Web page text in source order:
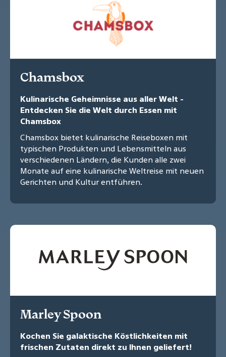
Chamsbox
Kulinarische Geheimnisse aus aller Welt -
Entdecken Sie die Welt durch Essen mit
Chamsbox
Chamsbox bietet kulinarische Reiseboxen mit
typischen Produkten und Lebensmitteln aus
verschiedenen Ländern, die Kunden alle zwei
Monate auf eine kulinarische Weltreise mit neuen
Gerichten und Kultur entführen.
Marley Spoon
Kochen Sie galaktische Köstlichkeiten mit
frischen Zutaten direkt zu Ihnen geliefert!